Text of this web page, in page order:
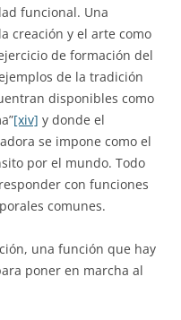
funcional. Una
creación y el arte como
de formación del
de la tradición
disponibles como
[xiv] y donde el
se impone como el
por el mundo. Todo
con funciones
comunes.
una función que hay
poner en marcha al